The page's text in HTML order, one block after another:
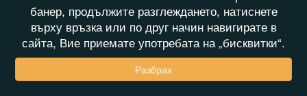
банер, продължите разглеждането, натиснете
върху връзка или по друг начин навигирате в
сайта, Вие приемате употребата на „бисквитки“.
Разбрах